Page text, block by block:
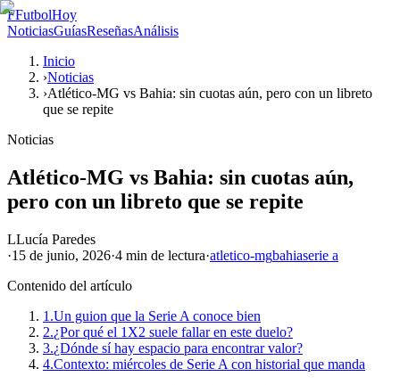
FFutbolHoy
NoticiasGuíasReseñasAnálisis
Inicio
›Noticias
›Atlético-MG vs Bahia: sin cuotas aún, pero con un libreto
que se repite
Noticias
Atlético-MG vs Bahia: sin cuotas aún,
pero con un libreto que se repite
LLucía Paredes
·15 de junio, 2026·4 min de lectura·atletico-mgbahiaserie a
Contenido del artículo
1.Un guion que la Serie A conoce bien
2.¿Por qué el 1X2 suele fallar en este duelo?
3.¿Dónde sí hay espacio para encontrar valor?
4.Contexto: miércoles de Serie A con historial que manda